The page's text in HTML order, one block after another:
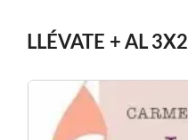
LLÉVATE + AL 3X2